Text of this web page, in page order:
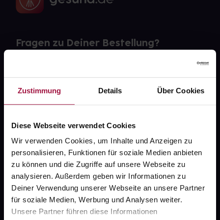
Zustimmung Details Über Cookies
Diese Webseite verwendet Cookies
Wir verwenden Cookies, um Inhalte und Anzeigen zu
personalisieren, Funktionen für soziale Medien anbieten
zu können und die Zugriffe auf unsere Webseite zu
analysieren. Außerdem geben wir Informationen zu
Deiner Verwendung unserer Webseite an unsere Partner
für soziale Medien, Werbung und Analysen weiter.
Unsere Partner führen diese Informationen
Fragen zu Deiner Bestellung?
FAQ
gesund.de
Über uns
Karriere